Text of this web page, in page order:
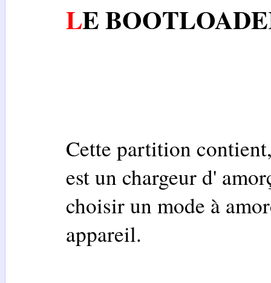
LE
Cette partition
est un chargeur d'
choisir un mode à
appareil.